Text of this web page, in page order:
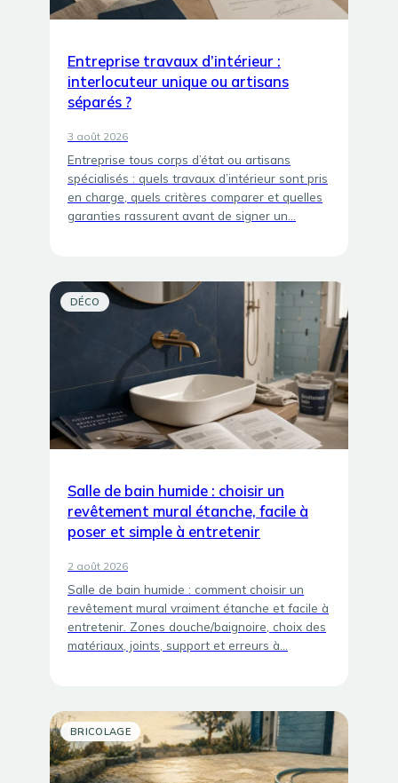
Entreprise travaux d’intérieur :
interlocuteur unique ou artisans
séparés ?
3 août 2026
Entreprise tous corps d’état ou artisans
spécialisés : quels travaux d’intérieur sont pris
en charge, quels critères comparer et quelles
garanties rassurent avant de signer un…
DÉCO
Salle de bain humide : choisir un
revêtement mural étanche, facile à
poser et simple à entretenir
2 août 2026
Salle de bain humide : comment choisir un
revêtement mural vraiment étanche et facile à
entretenir. Zones douche/baignoire, choix des
matériaux, joints, support et erreurs à…
BRICOLAGE